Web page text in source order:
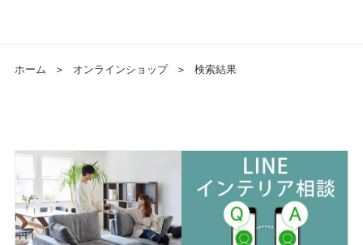
ホーム ＞ オンラインショップ ＞ 検索結果